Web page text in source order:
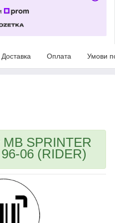
Доставка Оплата Умови
MB SPRINTER
06 (RIDER)